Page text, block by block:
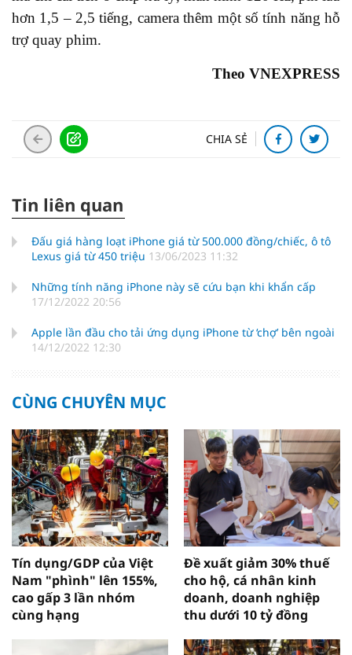
hơn 1,5 – 2,5 tiếng, camera thêm một số tính năng hỗ
trợ quay phim.
Theo VNEXPRESS
CHIA SẺ
Tin liên quan
Đấu giá hàng loạt iPhone giá từ 500.000 đồng/chiếc, ô tô
Lexus giá từ 450 triệu 13/06/2023 11:32
Những tính năng iPhone này sẽ cứu bạn khi khẩn cấp
17/12/2022 20:56
Apple lần đầu cho tải ứng dụng iPhone từ ‘chợ’ bên ngoài
14/12/2022 12:30
CÙNG CHUYÊN MỤC
Tín dụng/GDP của Việt
Nam "phình" lên 155%,
cao gấp 3 lần nhóm
cùng hạng
Đề xuất giảm 30% thuế
cho hộ, cá nhân kinh
doanh, doanh nghiệp
thu dưới 10 tỷ đồng